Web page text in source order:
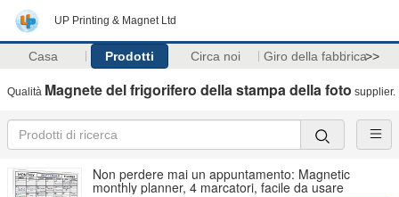
UP Printing & Magnet Ltd
Casa Prodotti Circa noi Giro della fabbrica>>
Qualità Magnete del frigorifero della stampa della foto supplier.
Non perdere mai un appuntamento: Magnetic
monthly planner, 4 marcatori, facile da usare